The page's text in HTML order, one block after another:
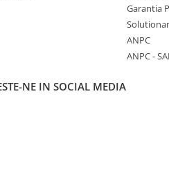
Garantia
ANPC
ANPC -
NE IN SOCIAL MEDIA